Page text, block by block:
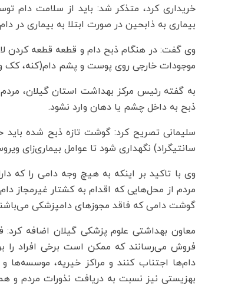
خریداری کرد، متذکر شد: ️باید ️از سلامت دام
بیماری به ذابحین در صورت ابتلا به بیماری در
وی گفت: در هنگام ذبح دام و قطعه قطعه کردن
موجودات خارجی روی پوست و پشم دام(کنه، کک
به گفته رئیس مرکز بهداشت استان گیلان،
ذبح به داخل چشم یا دهان وارد نشود.
سانتیگراد) نگهداری شود تا عوامل بیماری زای
وی با تاکید بر اینکه ️به هیچ وجه دامی را که
مردم از محل‌هایی که اقدام به کشتار غیرمجاز
گوشت دامی که فاقد مجوزهای دامپزشکی
معاون بهداشتی علوم پزشکی گیلان اضافه کرد:
فروش می‌رسانند که ممکن است برخی افراد را
دام‌ها اجتناب کنند و مراکز خیریه، موسسه‌ها
بهزیستی نیز نسبت به دریافت نذورات مردم و